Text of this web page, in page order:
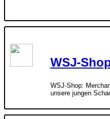
WSJ-
WSJ-Shop:
unsere jungen